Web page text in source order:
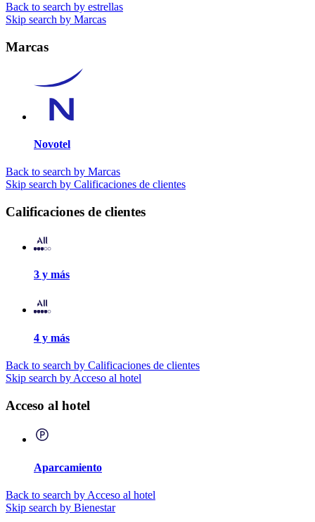
Back to search by estrellas
Skip search by Marcas
Marcas
Novotel
Back to search by Marcas
Skip search by Calificaciones de clientes
Calificaciones de clientes
3 y más
4 y más
Back to search by Calificaciones de clientes
Skip search by Acceso al hotel
Acceso al hotel
Aparcamiento
Back to search by Acceso al hotel
Skip search by Bienestar